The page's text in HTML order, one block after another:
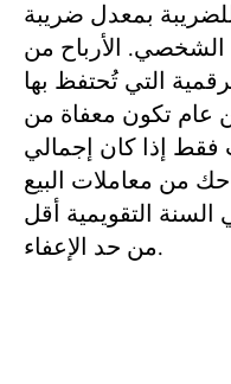
بمعدل ضريبة
الشخصي. الأرباح من
التي تُحتفظ بها
عام تكون معفاة من
فقط إذا كان إجمالي
من معاملات البيع
السنة التقويمية أقل
من حد الإعفاء.